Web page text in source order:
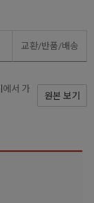
교환/반품/배송
에서 가
원본 보기